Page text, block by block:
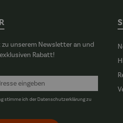
unserem Newsletter an und
Rabatt!
stimme ich derDatenschutzerklärungzu